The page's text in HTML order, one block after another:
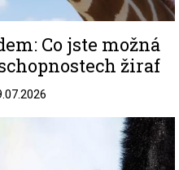
Co jste možná
žiraf